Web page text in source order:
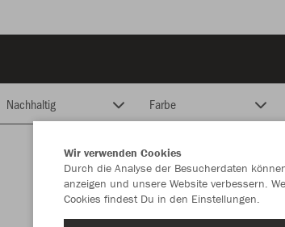
Nachhaltig Farbe
Wir verwenden Cookies
Durch die Analyse der Besucherdaten
anzeigen und unsere Website verbessern.
Cookies findest Du in den Einstellungen.